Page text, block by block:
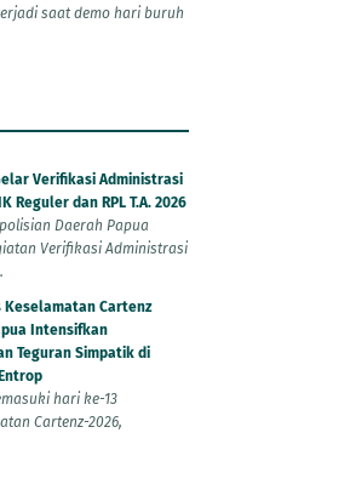
saat demo hari buruh
Verifikasi Administrasi
Reguler dan RPL T.A. 2026
Daerah Papua
Verifikasi Administrasi
Keselamatan Cartenz
Intensifkan
Teguran Simpatik di
hari ke-13
Cartenz-2026,